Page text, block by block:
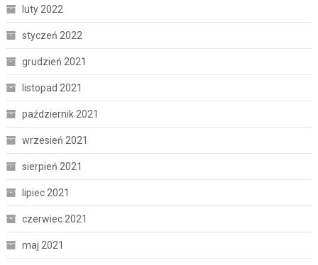
luty 2022
styczeń 2022
grudzień 2021
listopad 2021
październik 2021
wrzesień 2021
sierpień 2021
lipiec 2021
czerwiec 2021
maj 2021